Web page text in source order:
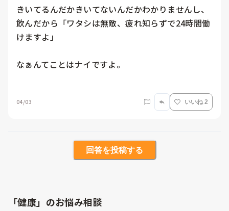
きいてるんだかきいてないんだかわかりませんし、
飲んだから「ワタシは無敵、疲れ知らずで24時間働
けますよ」
なぁんてことはナイですよ。
04/03 いいね 2
回答を投稿する
「健康」のお悩み相談